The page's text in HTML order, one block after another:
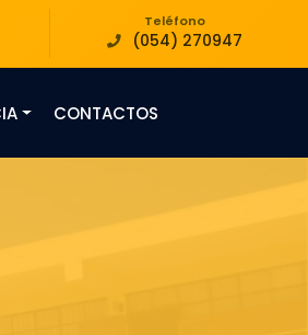
Teléfono
(054) 270947
CONTACTOS